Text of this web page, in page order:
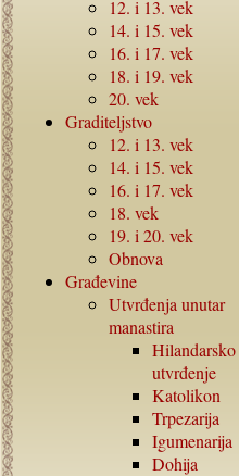
12. i 13. vek
14. i 15. vek
16. i 17. vek
18. i 19. vek
20. vek
Graditeljstvo
12. i 13. vek
14. i 15. vek
16. i 17. vek
18. vek
19. i 20. vek
Obnova
Građevine
Utvrđenja unutar
manastira
Hilandarsko
utvrđenje
Katolikon
Trpezarija
Igumenarija
Dohija